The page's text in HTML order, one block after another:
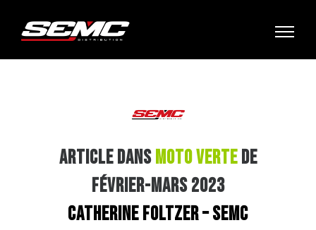
ARTICLE DANSMOTO VERTEDE
FÉVRIER-MARS 2023
CATHERINE FOLTZER – SEMC